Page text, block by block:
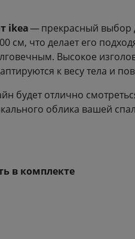
ikea— прекрасный выбор
см, что делает его
Высокое
к весу тела и
будет отлично
облика вашей
в комплекте